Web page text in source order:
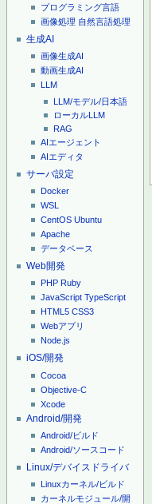
プログラミング言語
画像処理 自然言語処理
生成AI
画像生成AI
動画生成AI
LLM
LLM/モデル/日本語
ローカルLLM
RAG
AIエージェント
AIエディタ
サーバ設定
Docker
WSL
CentOS Ubuntu
Apache
データベース
Web開発
PHP Ruby
JavaScript TypeScript
HTML5 CSS3
Webアプリ
Node.js
iOS/開発
Cocoa
Objective-C
Xcode
Android/開発
Android/ビルド
Android/ソースコード
Linux/デバイスドライバ
Linuxカーネル/ビルド
カーネルモジュール/開